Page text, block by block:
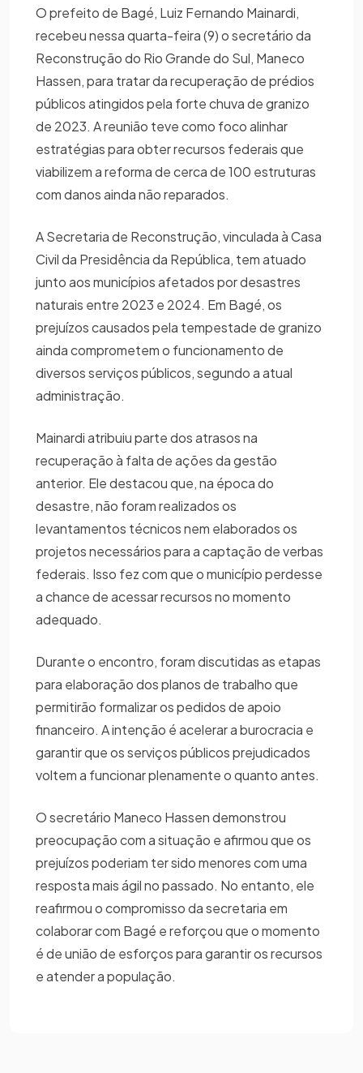
O prefeito de Bagé, Luiz Fernando Mainardi,
recebeu nessa quarta-feira (9) o secretário da
Reconstrução do Rio Grande do Sul, Maneco
Hassen, para tratar da recuperação de prédios
públicos atingidos pela forte chuva de granizo
de 2023. A reunião teve como foco alinhar
estratégias para obter recursos federais que
viabilizem a reforma de cerca de 100 estruturas
com danos ainda não reparados.
A Secretaria de Reconstrução, vinculada à Casa
Civil da Presidência da República, tem atuado
junto aos municípios afetados por desastres
naturais entre 2023 e 2024. Em Bagé, os
prejuízos causados pela tempestade de granizo
ainda comprometem o funcionamento de
diversos serviços públicos, segundo a atual
administração.
Mainardi atribuiu parte dos atrasos na
recuperação à falta de ações da gestão
anterior. Ele destacou que, na época do
desastre, não foram realizados os
levantamentos técnicos nem elaborados os
projetos necessários para a captação de verbas
federais. Isso fez com que o município perdesse
a chance de acessar recursos no momento
adequado.
Durante o encontro, foram discutidas as etapas
para elaboração dos planos de trabalho que
permitirão formalizar os pedidos de apoio
financeiro. A intenção é acelerar a burocracia e
garantir que os serviços públicos prejudicados
voltem a funcionar plenamente o quanto antes.
O secretário Maneco Hassen demonstrou
preocupação com a situação e afirmou que os
prejuízos poderiam ter sido menores com uma
resposta mais ágil no passado. No entanto, ele
reafirmou o compromisso da secretaria em
colaborar com Bagé e reforçou que o momento
é de união de esforços para garantir os recursos
e atender a população.